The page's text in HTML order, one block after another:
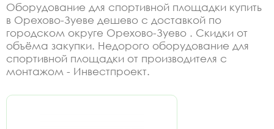
Оборудование для спортивной площадки купить
в Орехово-Зуеве дешево с доставкой по
городском округе Орехово-Зуево . Скидки от
объёма закупки. Недорого оборудование для
спортивной площадки от производителя с
монтажом - Инвестпроект.